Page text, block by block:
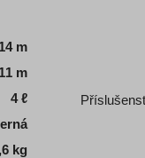
14 m
11 m
4 ℓ
kg